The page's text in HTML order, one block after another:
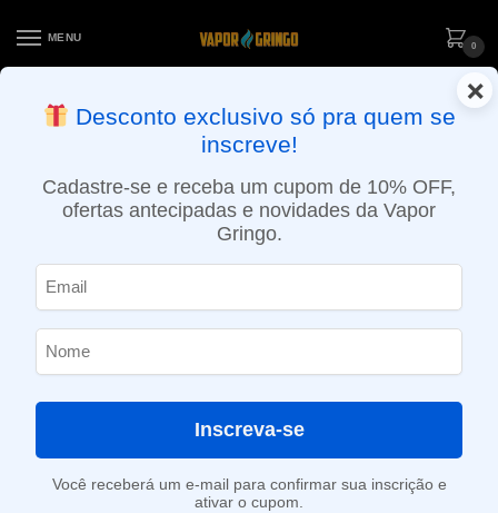
MENU
0
ENTREGA NO MESMO DIA EM SÃO PAULO (SEG A SEX): PEDIDOS
APROVADOS ATÉ 15:30 VIA MOTOBOY
×
Desconto exclusivo só pra quem se
inscreve!
Cadastre-se e receba um cupom de 10% OFF,
ofertas antecipadas e novidades da Vapor
Gringo.
Inscreva-se
Você receberá um e-mail para confirmar sua inscrição e
ativar o cupom.